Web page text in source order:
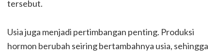
tersebut.
Usia juga menjadi pertimbangan penting. Produksi
hormon berubah seiring bertambahnya usia, sehingga